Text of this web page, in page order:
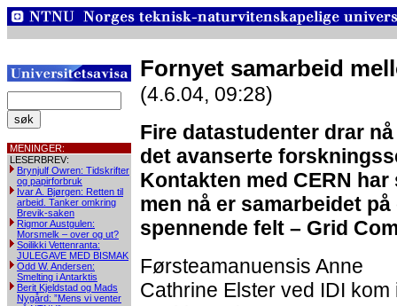
MENINGER:
LESERBREV:
Brynjulf Owren: Tidskrifter
og papirforbruk
Ivar A. Bjørgen: Retten til
arbeid. Tanker omkring
Brevik-saken
Rigmor Austgulen:
Morsmelk – over og ut?
Soilikki Vettenranta:
JULEGAVE MED BISMAK
Odd W. Andersen:
Smelting i Antarktis
Berit Kjeldstad og Mads
Nygård: ”Mens vi venter
Fornyet samarbeid
(4.6.04, 09:28)
Fire datastudenter drar
det avanserte
Kontakten med CERN
men nå er samarbeidet
spennende felt – Grid
Førsteamanuensis Anne
Cathrine Elster ved IDI kom